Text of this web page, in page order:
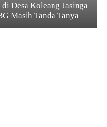
Desa Koleang Jasinga
Masih Tanda Tanya